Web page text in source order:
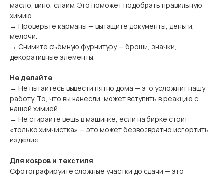
масло, вино, слайм. Это поможет подобрать правильную
химию.
→ Проверьте карманы — вытащите документы, деньги,
мелочи.
→ Снимите съёмную фурнитуру — броши, значки,
декоративные элементы.
Не делайте
← Не пытайтесь вывести пятно дома — это усложнит нашу
работу. То, что вы нанесли, может вступить в реакцию с
нашей химией.
← Не стирайте вещь в машинке, если на бирке стоит
«только химчистка» — это может безвозвратно испортить
изделие.
Для ковров и текстиля
Сфотографируйте сложные участки до сдачи — это